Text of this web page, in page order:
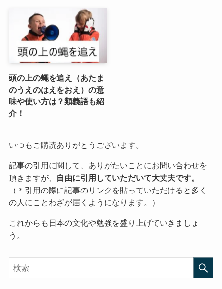
頭の上の蠅を追え（あたま
のうえのはえをおえ）の意
味や使い方は？類義語も紹
介！
いつもご購読ありがとうございます。
記事の引用に関して、ありがたいことにお問い合わせを
頂きますが、
自由に引用していただいて大丈夫です。
（＊引用の際に記事のリンクを貼っていただけると多く
の人にことわざが届くようになります。）
これからも日本の文化や勉強を盛り上げていきましょ
う。